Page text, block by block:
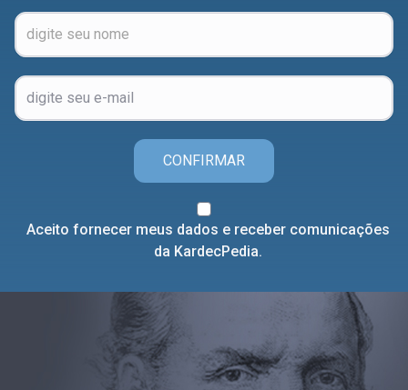
CONFIRMAR
Aceito fornecer meus dados e receber comunicações
da KardecPedia.